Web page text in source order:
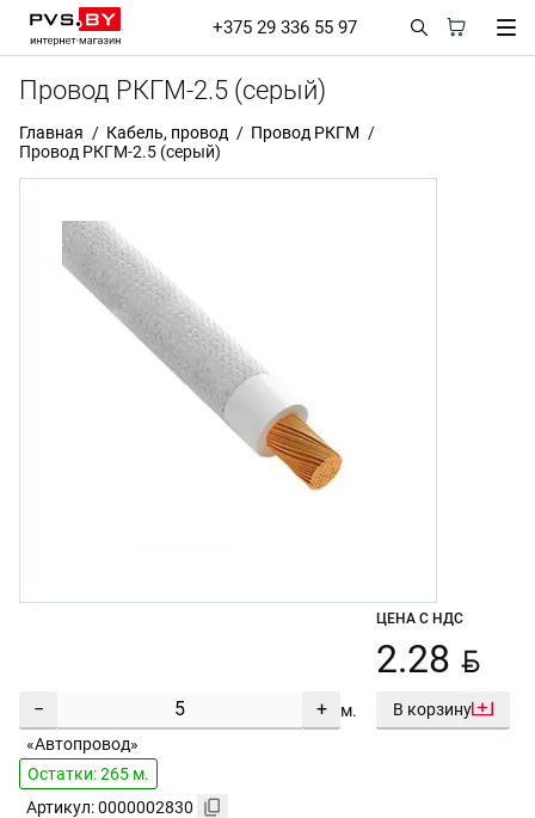
+375 29 336 55 97
Провод РКГМ-2.5 (серый)
Главная Кабель, провод
Провод РКГМ
Провод РКГМ-2.5 (серый)
− + м.
ЦЕНА С НДС
2.28 BYN
В корзину
«Автопровод»
Остатки: 265 м.
Артикул: 0000002830